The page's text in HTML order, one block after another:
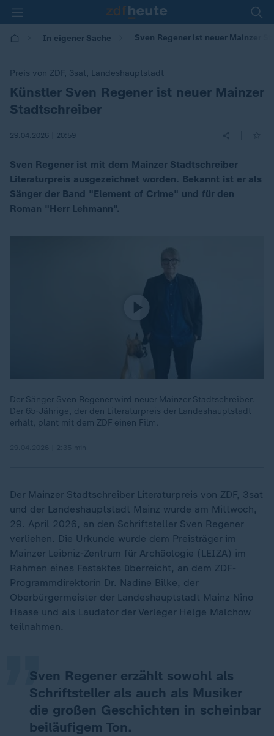
In eigener Sache Sven Regener ist neuer Mainzer
Preis von ZDF, 3sat, Landeshauptstadt
:Künstler Sven Regener ist neuer Mainzer
Stadtschreiber
29.04.2026 | 20:59
Sven Regener ist mit dem Mainzer Stadtschreiber
Literaturpreis ausgezeichnet worden. Bekannt ist er als
Sänger der Band "Element of Crime" und für den
Roman "Herr Lehmann".
Der Sänger Sven Regener wird neuer Mainzer Stadtschreiber.
Der 65-Jährige, der den Literaturpreis der Landeshauptstadt
erhält, plant mit dem ZDF einen Film.
Der Mainzer Stadtschreiber Literaturpreis von ZDF, 3sat
und der Landeshauptstadt Mainz wurde am Mittwoch,
29. April 2026, an den Schriftsteller Sven Regener
verliehen. Die Urkunde wurde dem Preisträger im
Mainzer Leibniz-Zentrum für Archäologie (LEIZA) im
Rahmen eines Festaktes überreicht, an dem ZDF-
Programmdirektorin Dr. Nadine Bilke, der
Oberbürgermeister der Landeshauptstadt Mainz Nino
Haase und als Laudator der Verleger Helge Malchow
teilnahmen.
Sven Regener erzählt sowohl als
Schriftsteller als auch als Musiker
die großen Geschichten in scheinbar
beiläufigem Ton.
„